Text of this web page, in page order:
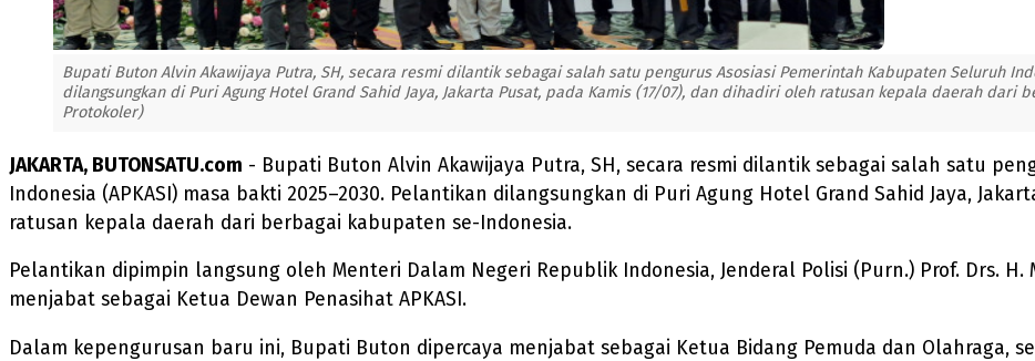
Bupati Buton Alvin Akawijaya Putra, SH, secara resmi dilantik sebagai salah satu pengurus Asosiasi Pemerintah Kabupaten Seluruh
dilangsungkan di Puri Agung Hotel Grand Sahid Jaya, Jakarta Pusat, pada Kamis (17/07), dan dihadiri oleh ratusan kepala daerah dari
Protokoler)
JAKARTA, BUTONSATU.com - Bupati Buton Alvin Akawijaya Putra, SH, secara resmi dilantik sebagai salah satu
Indonesia (APKASI) masa bakti 2025–2030. Pelantikan dilangsungkan di Puri Agung Hotel Grand Sahid Jaya,
ratusan kepala daerah dari berbagai kabupaten se-Indonesia.
Pelantikan dipimpin langsung oleh Menteri Dalam Negeri Republik Indonesia, Jenderal Polisi (Purn.) Prof. Drs. H.
menjabat sebagai Ketua Dewan Penasihat APKASI.
Dalam kepengurusan baru ini, Bupati Buton dipercaya menjabat sebagai Ketua Bidang Pemuda dan Olahraga,